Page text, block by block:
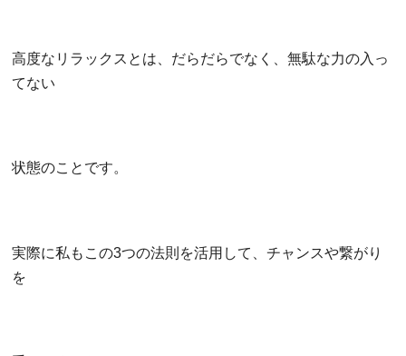
高度なリラックスとは、だらだらでなく、無駄な力の入っ
てない
状態のことです。
実際に私もこの3つの法則を活用して、チャンスや繋がり
を